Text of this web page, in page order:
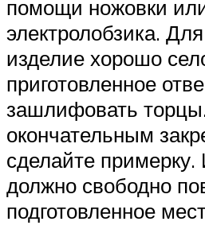
помощи ножовки
электролобзика.
изделие хорошо
приготовленное
зашлифовать
окончательным
сделайте примерку.
должно свободно
подготовленное